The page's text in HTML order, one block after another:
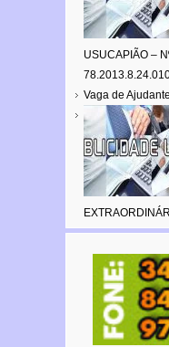
USUCAPIÃO –
Vaga de